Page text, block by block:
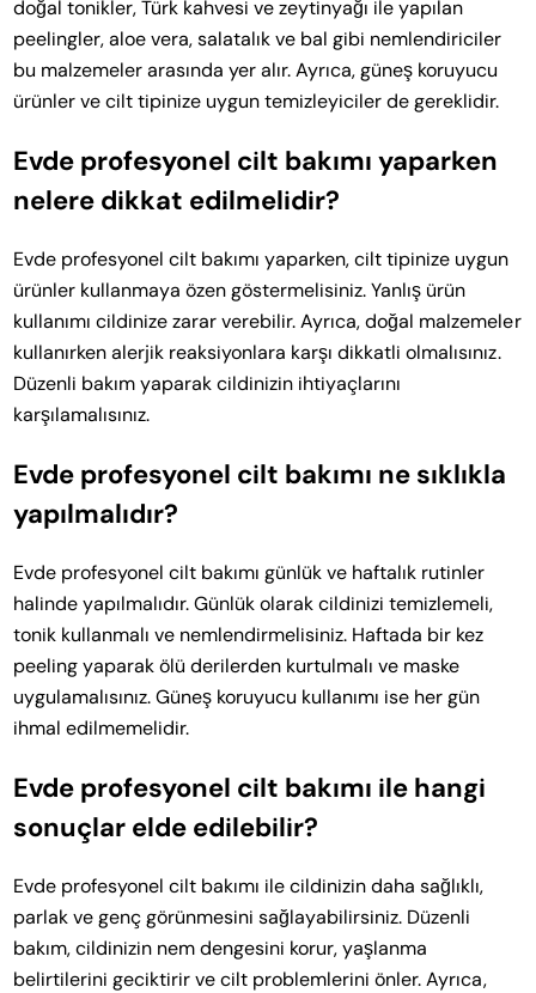
doğal tonikler, Türk kahvesi ve zeytinyağı ile yapılan
peelingler, aloe vera, salatalık ve bal gibi nemlendiriciler
bu malzemeler arasında yer alır. Ayrıca, güneş koruyucu
ürünler ve cilt tipinize uygun temizleyiciler de gereklidir.
Evde profesyonel cilt bakımı yaparken
nelere dikkat edilmelidir?
Evde profesyonel cilt bakımı yaparken, cilt tipinize uygun
ürünler kullanmaya özen göstermelisiniz. Yanlış ürün
kullanımı cildinize zarar verebilir. Ayrıca, doğal malzemeler
kullanırken alerjik reaksiyonlara karşı dikkatli olmalısınız.
Düzenli bakım yaparak cildinizin ihtiyaçlarını
karşılamalısınız.
Evde profesyonel cilt bakımı ne sıklıkla
yapılmalıdır?
Evde profesyonel cilt bakımı günlük ve haftalık rutinler
halinde yapılmalıdır. Günlük olarak cildinizi temizlemeli,
tonik kullanmalı ve nemlendirmelisiniz. Haftada bir kez
peeling yaparak ölü derilerden kurtulmalı ve maske
uygulamalısınız. Güneş koruyucu kullanımı ise her gün
ihmal edilmemelidir.
Evde profesyonel cilt bakımı ile hangi
sonuçlar elde edilebilir?
Evde profesyonel cilt bakımı ile cildinizin daha sağlıklı,
parlak ve genç görünmesini sağlayabilirsiniz. Düzenli
bakım, cildinizin nem dengesini korur, yaşlanma
belirtilerini geciktirir ve cilt problemlerini önler. Ayrıca,